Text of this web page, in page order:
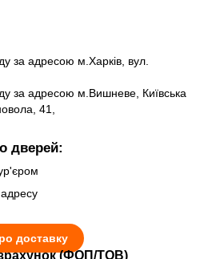
за адресою м.Харків, вул.
за адресою м.Вишневе, Київська
41,
дверей:
доставку
(ФОП/ТОВ)